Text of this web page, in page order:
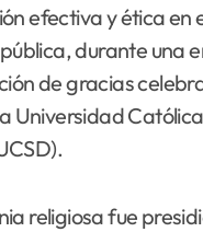
efectiva y ética en
durante una
de gracias
Universidad
religiosa fue